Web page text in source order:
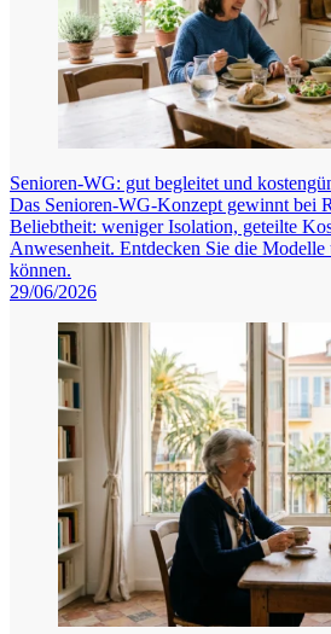
Senioren-WG: gut begleitet und
Das Senioren-WG-Konzept gewinnt bei
Beliebtheit: weniger Isolation, geteilte
Anwesenheit. Entdecken Sie die Modelle
können.
29/06/2026